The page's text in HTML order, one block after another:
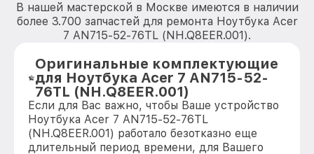
В нашей мастерской в Москве имеются в наличии
более 3.700 запчастей для ремонта Ноутбука Acer
7 AN715-52-76TL (NH.Q8EER.001).
Оригинальные комплектующие
для Ноутбука Acer 7 AN715-52-
76TL (NH.Q8EER.001)
Если для Вас важно, чтобы Ваше устройство
Ноутбука Acer 7 AN715-52-76TL
(NH.Q8EER.001) работало безотказно еще
длительный период времени, для Вашего